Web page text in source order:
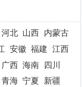
河北 山西
内蒙古
安徽 福建 江西
广西 海南
四川
青海 宁夏
新疆